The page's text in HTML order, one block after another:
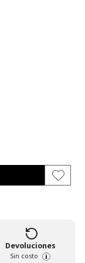
Devoluciones
Sin costo i